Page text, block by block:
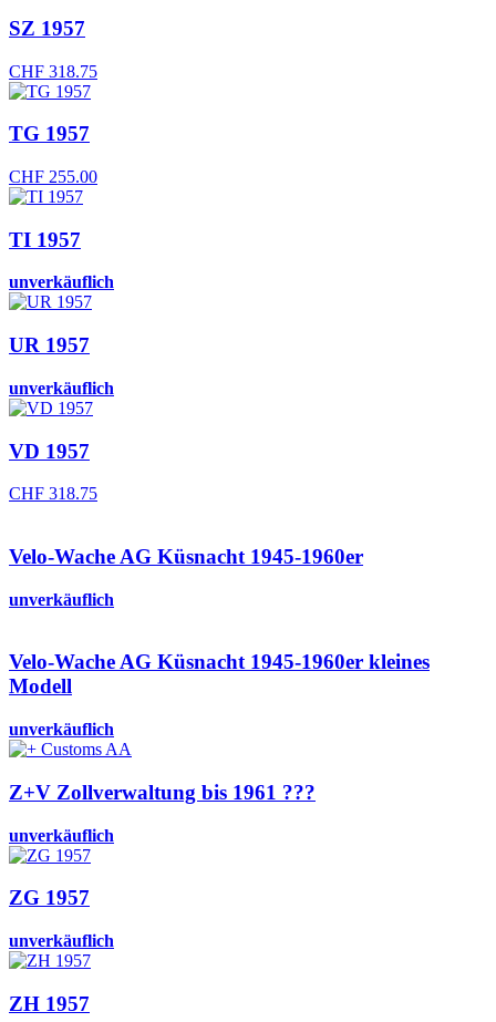
SZ 1957
CHF 318.75
TG 1957
CHF 255.00
TI 1957
unverkäuflich
UR 1957
unverkäuflich
VD 1957
CHF 318.75
Velo-Wache AG Küsnacht 1945-1960er
unverkäuflich
Velo-Wache AG Küsnacht 1945-1960er kleines
Modell
unverkäuflich
Z+V Zollverwaltung bis 1961 ???
unverkäuflich
ZG 1957
unverkäuflich
ZH 1957